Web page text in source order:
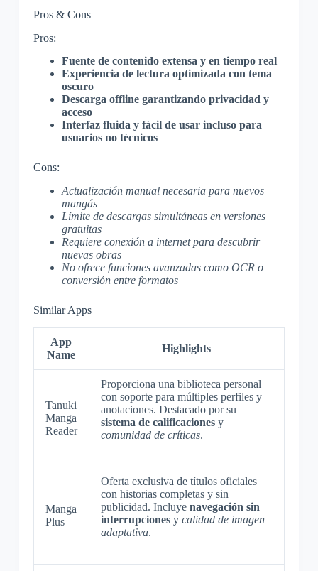
Pros & Cons
Pros:
Fuente de contenido extensa y en tiempo real
Experiencia de lectura optimizada con tema
oscuro
Descarga offline garantizando privacidad y
acceso
Interfaz fluida y fácil de usar incluso para
usuarios no técnicos
Cons:
Actualización manual necesaria para nuevos
mangás
Límite de descargas simultáneas en versiones
gratuitas
Requiere conexión a internet para descubrir
nuevas obras
No ofrece funciones avanzadas como OCR o
conversión entre formatos
Similar Apps
App
Name
Highlights
Tanuki
Manga
Reader
Proporciona una biblioteca personal
con soporte para múltiples perfiles y
anotaciones. Destacado por su
sistema de calificacionesy
comunidad de críticas.
Manga
Plus
Oferta exclusiva de títulos oficiales
con historias completas y sin
publicidad. Incluye navegación sin
interrupcionesy calidad de imagen
adaptativa.